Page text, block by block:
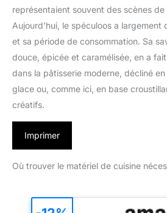
représentaient souvent des scènes
Aujourd’hui, le spéculoos a largement
et sa période de consommation. Sa
douce, épicée et caramélisée, en a
dans la pâtisserie moderne, décliné
glace ou, comme ici, en base
créatifs.
Imprimer
Où trouver le matériel de cuisine